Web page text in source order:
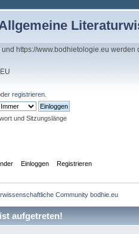
https://www.bodhietologie.eu
registrieren.
und Sitzungslänge
Einloggen Registrieren
Community bodhie.eu
aufgetreten!